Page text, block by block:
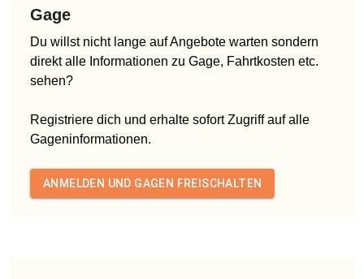
Gage
Du willst nicht lange auf Angebote warten sondern
direkt alle Informationen zu Gage, Fahrtkosten etc.
sehen?
Registriere dich und erhalte sofort Zugriff auf alle
Gageninformationen.
ANMELDEN UND GAGEN FREISCHALTEN